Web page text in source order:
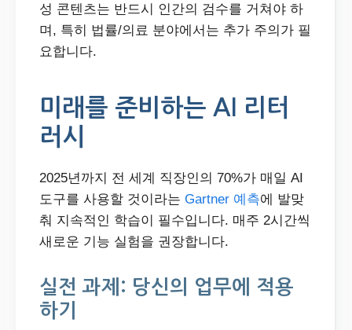
성 콘텐츠는 반드시 인간의 검수를 거쳐야 하
며, 특히 법률/의료 분야에서는 추가 주의가 필
요합니다.
미래를 준비하는 AI 리터
러시
2025년까지 전 세계 직장인의 70%가 매일 AI
도구를 사용할 것이라는 Gartner 예측에 발맞
춰 지속적인 학습이 필수입니다. 매주 2시간씩
새로운 기능 실험을 권장합니다.
실전 과제: 당신의 업무에 적용
하기